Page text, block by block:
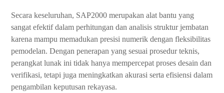
Secara keseluruhan, SAP2000 merupakan alat bantu yang
sangat efektif dalam perhitungan dan analisis struktur jembatan
karena mampu memadukan presisi numerik dengan fleksibilitas
pemodelan. Dengan penerapan yang sesuai prosedur teknis,
perangkat lunak ini tidak hanya mempercepat proses desain dan
verifikasi, tetapi juga meningkatkan akurasi serta efisiensi dalam
pengambilan keputusan rekayasa.